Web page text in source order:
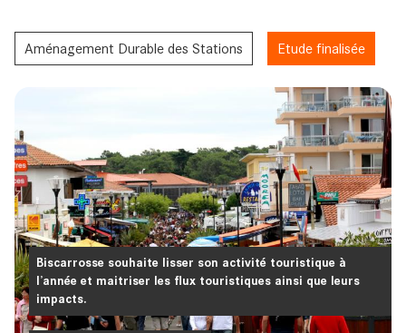
Aménagement Durable des Stations Etude finalisée
Biscarrosse souhaite lisser son activité touristique à
l’année et maitriser les flux touristiques ainsi que leurs
impacts.